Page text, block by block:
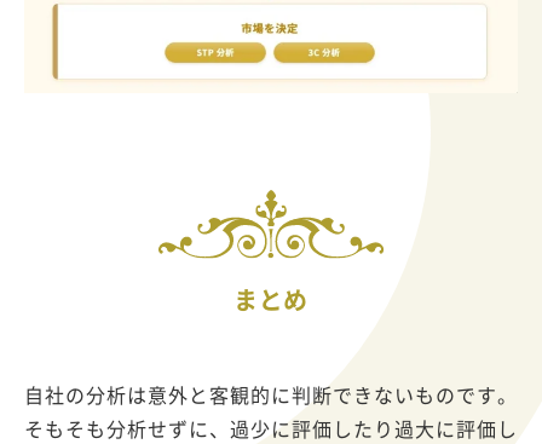
まとめ
自社の分析は意外と客観的に判断できないものです。
そもそも分析せずに、過少に評価したり過大に評価し